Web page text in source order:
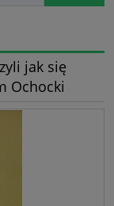
jak się
Ochocki